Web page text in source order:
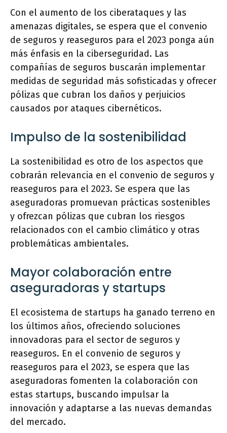
Con el aumento de los ciberataques y las
amenazas digitales, se espera que el convenio
de seguros y reaseguros para el 2023 ponga aún
más énfasis en la ciberseguridad. Las
compañías de seguros buscarán implementar
medidas de seguridad más sofisticadas y ofrecer
pólizas que cubran los daños y perjuicios
causados por ataques cibernéticos.
Impulso de la sostenibilidad
La sostenibilidad es otro de los aspectos que
cobrarán relevancia en el convenio de seguros y
reaseguros para el 2023. Se espera que las
aseguradoras promuevan prácticas sostenibles
y ofrezcan pólizas que cubran los riesgos
relacionados con el cambio climático y otras
problemáticas ambientales.
Mayor colaboración entre
aseguradoras y startups
El ecosistema de startups ha ganado terreno en
los últimos años, ofreciendo soluciones
innovadoras para el sector de seguros y
reaseguros. En el convenio de seguros y
reaseguros para el 2023, se espera que las
aseguradoras fomenten la colaboración con
estas startups, buscando impulsar la
innovación y adaptarse a las nuevas demandas
del mercado.